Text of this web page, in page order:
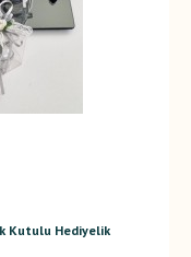
Kutulu Hediyelik